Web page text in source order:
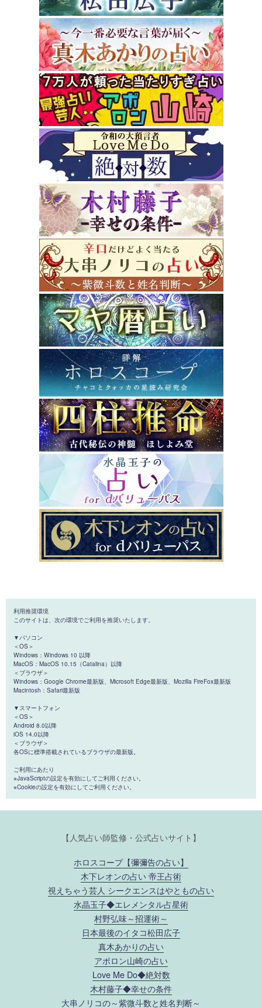
利用推奨環境
このサイトは、次の環境でご利用を推奨いたします。
▼パソコン
＜OS＞
Windows：Windows 10 以降
MacOS：MacOS 10.15（Catalina）以降
＜ブラウザ＞
Windows：Google Chrome最新版、Microsoft Edge最新版、Mozilla FireFox最新版
Macintosh：Safari最新版
▼スマートフォン
＜OS＞
Android 8.0以降
iOS 14.0以降
＜ブラウザ＞
各OSに標準搭載されているブラウザの最新版。
ご利用にあたり
※JavaScriptの設定を有効にしてご利用ください。
※Cookieの設定を有効にしてご利用ください。
【人気占い師監修・公式占いサイト】
ホロスコープ【彌彌告の占い】
木下レオンの占い 帝王占術
視えちゃう芸人 シークエンスはやともの占い
水晶玉子◆エレメンタル占星術
村野弘味～招運術～
日本最後のイタコ松田広子
真木あかりの占い
アポロン山崎の占い
Love Me Do◆絶対数
木村藤子◆幸せの条件
大串ノリコの～紫微斗数と姓名判断～